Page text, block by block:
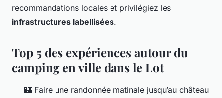
recommandations locales et privilégiez les
infrastructures labellisées.
Top 5 des expériences autour du
camping en ville dans le Lot
🏰 Faire une randonnée matinale jusqu’au château